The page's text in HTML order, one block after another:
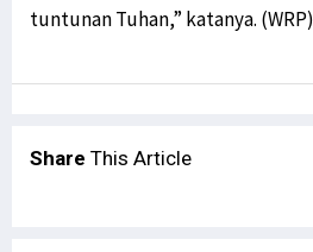
tuntunan Tuhan,” katanya. (WRP)
Share This Article